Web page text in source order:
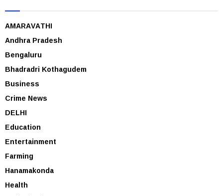
AMARAVATHI
Andhra Pradesh
Bengaluru
Bhadradri Kothagudem
Business
Crime News
DELHI
Education
Entertainment
Farming
Hanamakonda
Health